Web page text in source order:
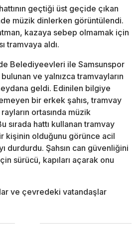
geçtiği üst geçide çıkan
müzik dinlerken görüntülendi.
kazaya sebep olmamak için
tramvaya aldı.
Belediyeevleri ile Samsunspor
ve yalnızca tramvayların
geldi. Edinilen bilgiye
bir erkek şahıs, tramvay
ortasında müzik
sırada hattı kullanan tramvay
kişinin olduğunu görünce acil
durdurdu. Şahsın can güvenliğini
sürücü, kapıları açarak onu
ve çevredeki vatandaşlar